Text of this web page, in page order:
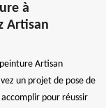
à
Artisan
Artisan
un projet de pose de
pour réussir